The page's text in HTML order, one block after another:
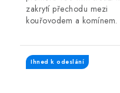
zakrytí přechodu mezi
kouřovodem a komínem.
plechu 1,5 mm.
Ihned k odeslání